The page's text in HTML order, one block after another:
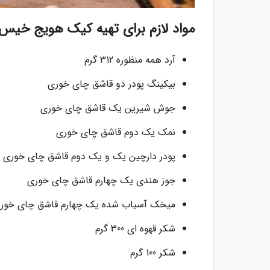
مواد لازم برای تهیه کیک هویج
آرد همه منظوره 312 گرم
بیکینگ پودر دو قاشق چای خوری
جوش شیرین یک قاشق چای خوری
نمک یک دوم قاشق چای خوری
پودر دارچین یک و یک دوم قاشق چای خوری
جوز هندی یک چهارم قاشق چای خوری
میخک آسیاب شده یک چهارم قاشق چای
شکر قهوه ای 300 گرم
شکر 100 گرم